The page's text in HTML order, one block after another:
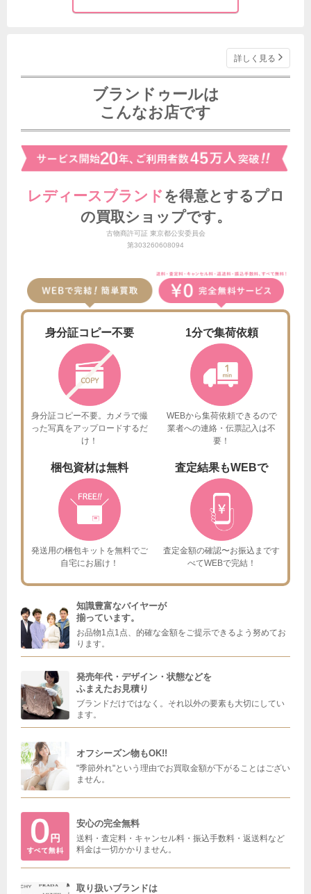
詳しく見る
ブランドゥールは
こんなお店です
レディースブランド を得意とする プロ
の買取ショップです。
古物商許可証 東京都公安委員会
第303260608094
身分証コピー不要
身分証コピー不要。カメラで撮
った写真をアップロードするだ
け！
1分で集荷依頼
WEBから集荷依頼できるので
業者への連絡・伝票記入は不
要！
梱包資材は無料
発送用の梱包キットを無料でご
自宅にお届け！
査定結果もWEBで
査定金額の確認〜お振込まです
べてWEBで完結！
知識豊富なバイヤーが
揃っています。
お品物1点1点、的確な金額をご提示できるよう努めてお
ります。
発売年代・デザイン・状態などを
ふまえたお見積り
ブランドだけではなく。それ以外の要素も大切にしてい
ます。
オフシーズン物もOK!!
"季節外れ"という理由でお買取金額が下がることはござい
ません。
安心の完全無料
送料・査定料・キャンセル料・振込手数料・返送料など
料金は一切かかりません。
取り扱いブランドは